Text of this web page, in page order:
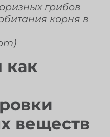
грибов
корня в
как
веществ